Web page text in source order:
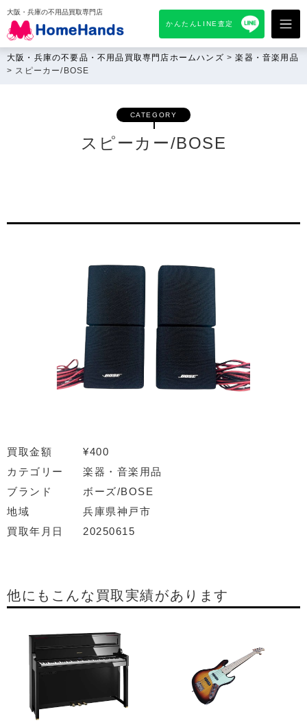
大阪・兵庫の不用品買取専門店
かんたんLINE査定
大阪・兵庫の不要品・不用品買取専門店ホームハンズ >楽器・音楽用品
> スピーカー/BOSE
CATEGORY
スピーカー/BOSE
買取金額
¥400
カテゴリー
楽器・音楽用品
ブランド
ボーズ/BOSE
地域
兵庫県神戸市
買取年月日
20250615
他にもこんな買取実績があります